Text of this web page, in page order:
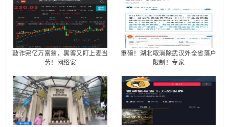
敲诈完亿万富翁，黑客又盯上麦当
劳！网络安
重磅！湖北取消除武汉外全省落户
限制！专家